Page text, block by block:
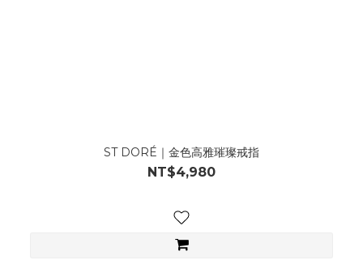
ST DORÉ｜金色高雅璀璨戒指
NT$4,980